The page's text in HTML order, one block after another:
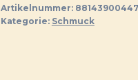
Artikelnummer:
Kategorie: Schmuck